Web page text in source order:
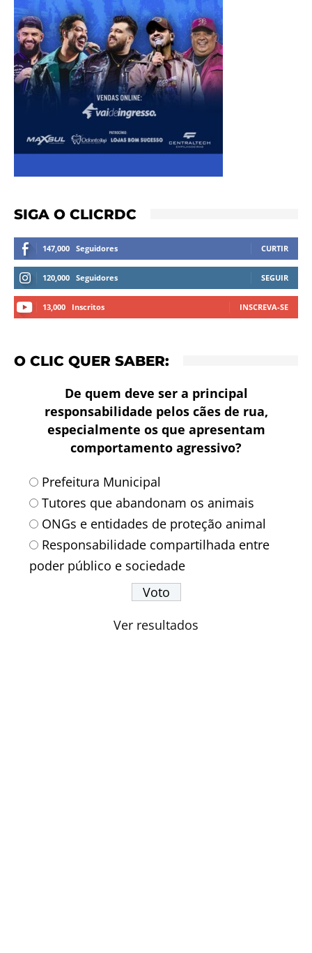
SIGA O CLICRDC
147,000 Seguidores CURTIR
120,000 Seguidores SEGUIR
13,000 Inscritos INSCREVA-SE
O CLIC QUER SABER:
De quem deve ser a principal
responsabilidade pelos cães de rua,
especialmente os que apresentam
comportamento agressivo?
Prefeitura Municipal
Tutores que abandonam os animais
ONGs e entidades de proteção animal
Responsabilidade compartilhada entre
poder público e sociedade
Ver resultados